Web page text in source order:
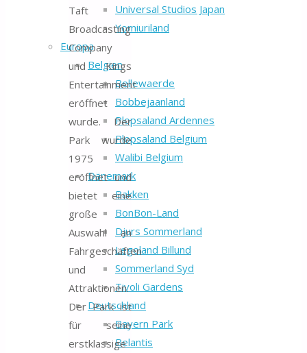
Universal Studios Japan
Yomiuriland
Europa
Belgien
Bellewaerde
Bobbejaanland
Plopsaland Ardennes
Plopsaland Belgium
Walibi Belgium
Dänemark
Bakken
BonBon-Land
Djurs Sommerland
Legoland Billund
Sommerland Syd
Tivoli Gardens
Deutschland
Bayern Park
Belantis
Taft
Broadcasting
Company
und Kings
Entertainment
eröffnet
wurde. Der
Park wurde
1975
eröffnet und
bietet eine
große
Auswahl an
Fahrgeschäften
und
Attraktionen.
Der Park ist
für seine
erstklassige